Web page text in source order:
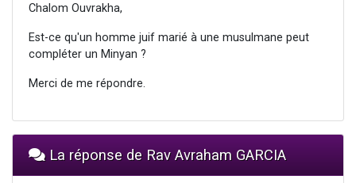
Chalom Ouvrakha,
Est-ce qu'un homme juif marié à une musulmane peut
compléter un Minyan ?
Merci de me répondre.
La réponse de Rav Avraham GARCIA